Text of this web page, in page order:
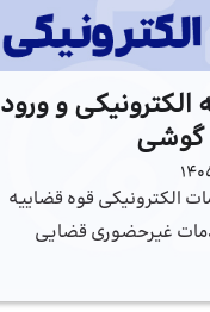
الکترونیکی و ورود
گوشی
الکترونیکی قوه قضاییه
غیرحضوری قضایی